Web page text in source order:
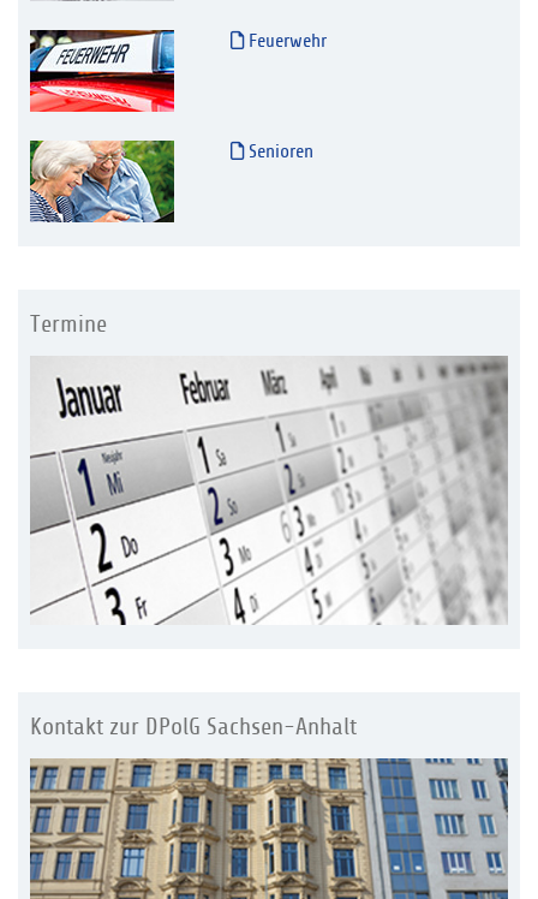
Feuerwehr
Senioren
Termine
Kontakt zur DPolG Sachsen-Anhalt